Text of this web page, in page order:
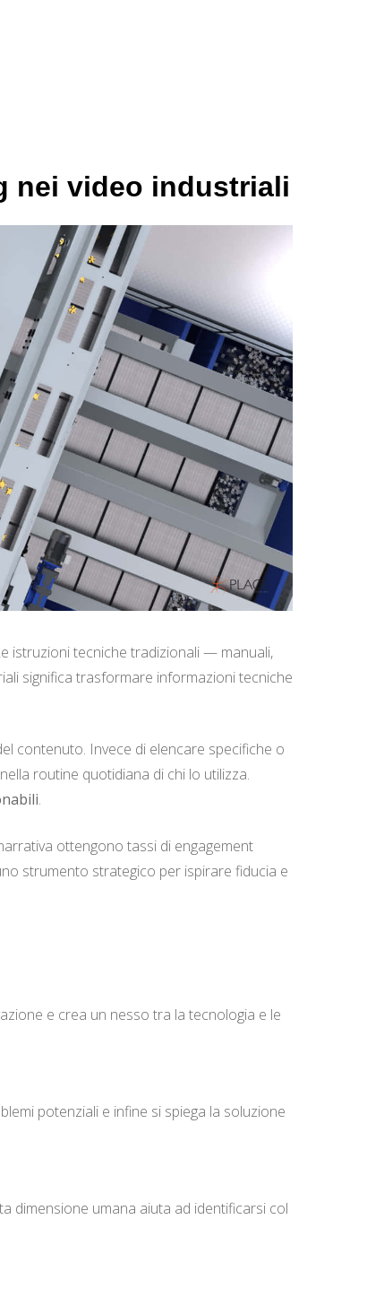
nei video industriali
istruzioni tecniche tradizionali — manuali,
significa trasformare informazioni tecniche
contenuto. Invece di elencare specifiche o
routine quotidiana di chi lo utilizza.
.
ottengono tassi di engagement
strumento strategico per ispirare fiducia e
e crea un nesso tra la tecnologia e le
potenziali e infine si spiega la soluzione
dimensione umana aiuta ad identificarsi col